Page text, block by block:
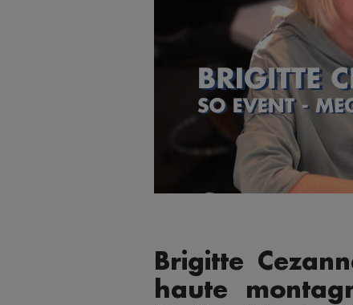
Brigitte
haute